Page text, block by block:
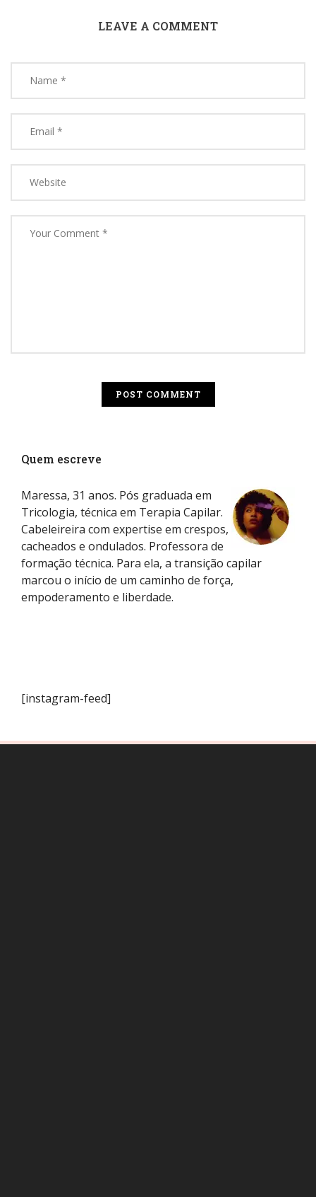
LEAVE A COMMENT
Quem escreve
Maressa, 31 anos. Pós graduada em
Tricologia, técnica em Terapia Capilar.
Cabeleireira com expertise em crespos,
cacheados e ondulados. Professora de
formação técnica. Para ela, a transição capilar
marcou o início de um caminho de força,
empoderamento e liberdade.
[instagram-feed]